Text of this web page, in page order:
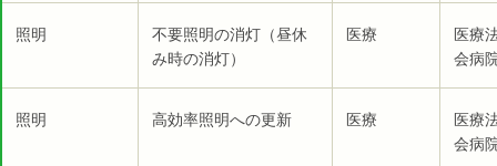
照明
不要照明の消灯（昼休
み時の消灯）
医療
医療
会病
照明 高効率照明への更新 医療
医療
会病